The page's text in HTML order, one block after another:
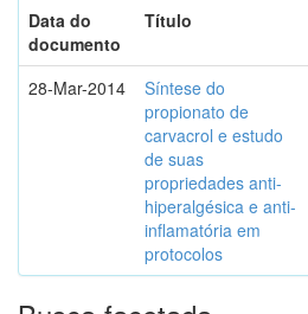
Data do
documento
Título
28-Mar-2014
Síntese do
propionato de
carvacrol e estudo
de suas
propriedades anti-
hiperalgésica e anti-
inflamatória em
protocolos